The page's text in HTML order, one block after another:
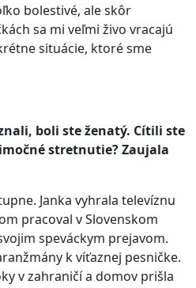
bolestivé, ale skôr
sa mi veľmi živo vracajú
situácie, ktoré sme
boli ste ženatý. Cítili ste
stretnutie? Zaujala
Janka vyhrala televíznu
pracoval v Slovenskom
speváckym prejavom.
k víťaznej pesničke.
v zahraničí a domov prišla